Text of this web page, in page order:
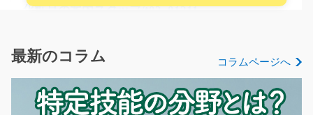
化粧品の案内スタッフ/t03_01211
化粧品や健康食品に関するお問い合わせ対応をお任せし
長期（3ヶ月以上）
時給1,100円
最新のコラム コラムページへ